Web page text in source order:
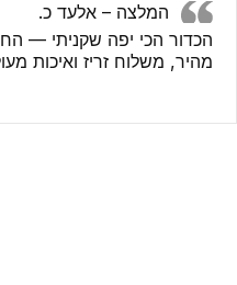
המלצה – אלעד כ.
הכדור הכי יפה שקניתי —
מהיר, משלוח זריז ואיכות